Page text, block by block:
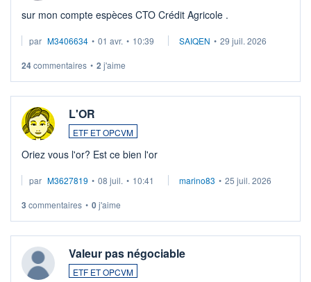
sur mon compte espèces CTO Crédit Agricole .
par M3406634 • 01 avr. • 10:39 SAIQEN • 29 juil. 2026
24commentaires • 2 j'aime
L'OR
ETF ET OPCVM
Oriez vous l'or? Est ce bien l'or
par M3627819 • 08 juil. • 10:41 marino83 • 25 juil. 2026
3 commentaires • 0j'aime
Valeur pas négociable
ETF ET OPCVM